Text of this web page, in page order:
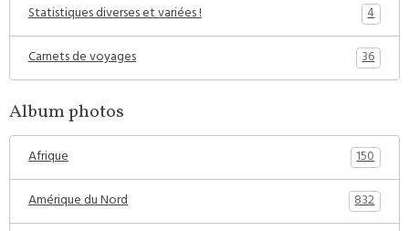
Statistiques diverses et variées !
4
Carnets de voyages
36
Album photos
Afrique
150
Amérique du Nord
832